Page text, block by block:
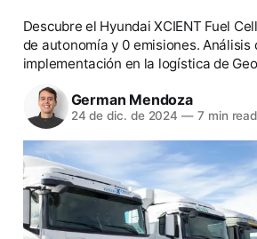
Descubre el Hyundai XCIENT Fuel
de autonomía y 0 emisiones. Análisis
implementación en la logística de
German Mendoza
24 de dic. de 2024 — 7 min read